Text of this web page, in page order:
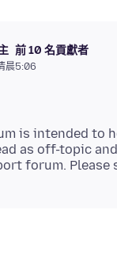
前 10 名貢獻者
晨5:06
is intended to
as off-topic
forum. Please